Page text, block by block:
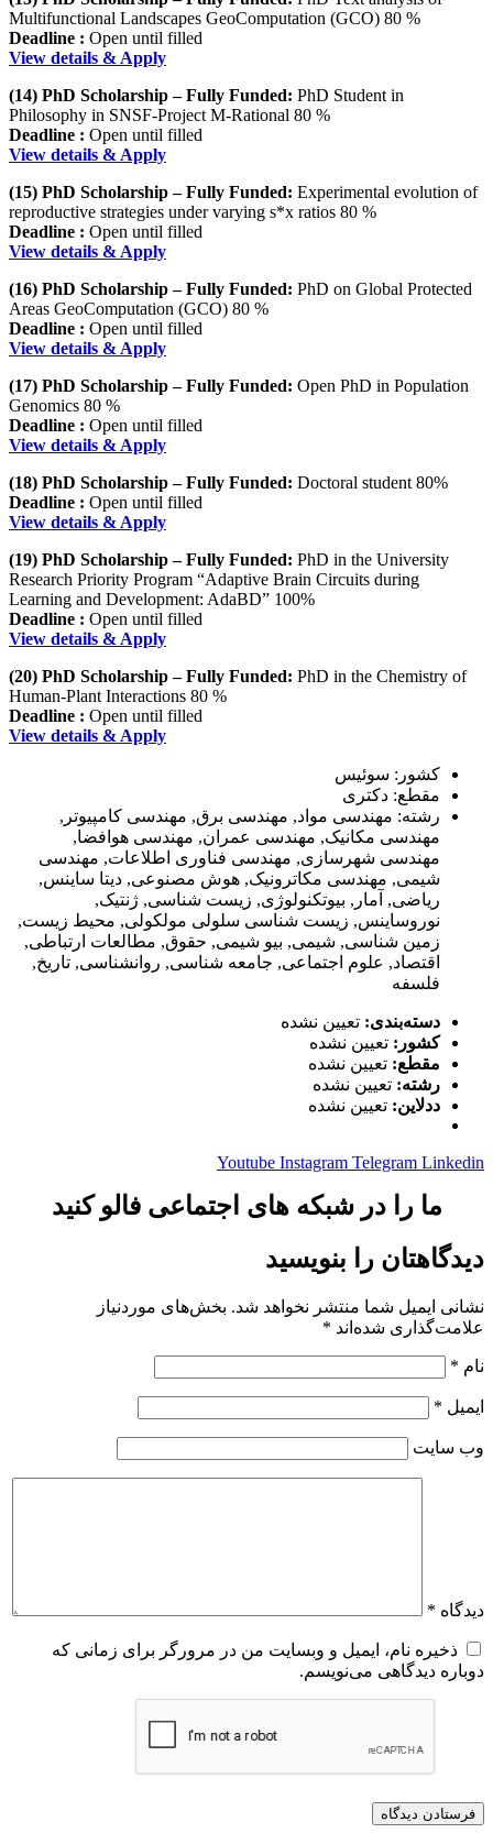
Multifunctional Landscapes GeoComputation (GCO) 80 %
Deadline : Open until filled
View details & Apply
(14) PhD Scholarship – Fully Funded: PhD Student in
Philosophy in SNSF-Project M-Rational 80 %
Deadline : Open until filled
View details & Apply
(15) PhD Scholarship – Fully Funded: Experimental evolution of
reproductive strategies under varying s*x ratios 80 %
Deadline : Open until filled
View details & Apply
(16) PhD Scholarship – Fully Funded: PhD on Global Protected
Areas GeoComputation (GCO) 80 %
Deadline : Open until filled
View details & Apply
(17) PhD Scholarship – Fully Funded: Open PhD in Population
Genomics 80 %
Deadline : Open until filled
View details & Apply
(18) PhD Scholarship – Fully Funded: Doctoral student 80%
Deadline : Open until filled
View details & Apply
(19) PhD Scholarship – Fully Funded: PhD in the University
Research Priority Program “Adaptive Brain Circuits during
Learning and Development: AdaBD” 100%
Deadline : Open until filled
View details & Apply
(20) PhD Scholarship – Fully Funded: PhD in the Chemistry of
Human-Plant Interactions 80 %
Deadline : Open until filled
View details & Apply
کشور: سوئیس
مقطع: دکتری
رشته: مهندسی مواد, مهندسی برق, مهندسی کامپیوتر,
مهندسی مکانیک, مهندسی عمران, مهندسی هوافضا,
مهندسی شهرسازی, مهندسی فناوری اطلاعات, مهندسی
شیمی, مهندسی مکاترونیک, هوش مصنوعی, دیتا ساینس,
ریاضی, آمار, بیوتکنولوژی, زیست شناسی, ژنتیک,
نوروساینس, زیست شناسی سلولی مولکولی, محیط زیست,
زمین شناسی, شیمی, بیو شیمی, حقوق, مطالعات ارتباطی,
اقتصاد, علوم اجتماعی, جامعه شناسی, روانشناسی, تاریخ,
فلسفه
دسته‌بندی: تعیین نشده
کشور: تعیین نشده
مقطع: تعیین نشده
رشته: تعیین نشده
ددلاین: تعیین نشده
Youtube Instagram Telegram Linkedin
ما را در شبکه های اجتماعی فالو کنید
دیدگاهتان را بنویسید
نشانی ایمیل شما منتشر نخواهد شد. بخش‌های موردنیاز
علامت‌گذاری شده‌اند *
نام *
ایمیل *
وب‌ سایت
دیدگاه *
ذخیره نام، ایمیل و وبسایت من در مرورگر برای زمانی که
دوباره دیدگاهی می‌نویسم.